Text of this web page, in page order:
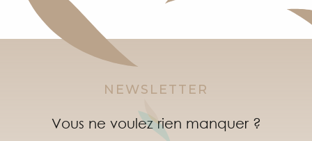
NEWSLETTER
Vous ne voulez rien manquer ?